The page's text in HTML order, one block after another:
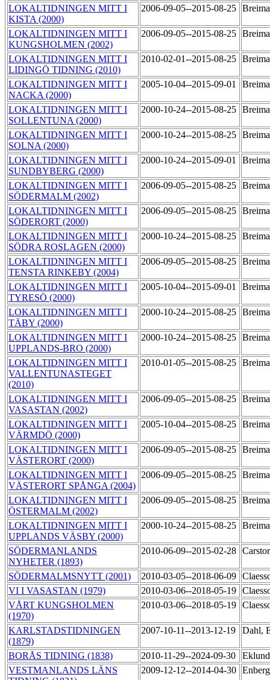
LOKALTIDNINGEN MITT I
KISTA (2000)
2006-09-05--2015-08-25
LOKALTIDNINGEN MITT I
KUNGSHOLMEN (2002)
2006-09-05--2015-08-25
LOKALTIDNINGEN MITT I
LIDINGÖ TIDNING (2010)
2010-02-01--2015-08-25
LOKALTIDNINGEN MITT I
NACKA (2000)
2005-10-04--2015-09-01
LOKALTIDNINGEN MITT I
SOLLENTUNA (2000)
2000-10-24--2015-08-25
LOKALTIDNINGEN MITT I
SOLNA (2000)
2000-10-24--2015-08-25
LOKALTIDNINGEN MITT I
SUNDBYBERG (2000)
2000-10-24--2015-09-01
LOKALTIDNINGEN MITT I
SÖDERMALM (2002)
2006-09-05--2015-08-25
LOKALTIDNINGEN MITT I
SÖDERORT (2000)
2006-09-05--2015-08-25
LOKALTIDNINGEN MITT I
SÖDRA ROSLAGEN (2000)
2000-10-24--2015-08-25
LOKALTIDNINGEN MITT I
TENSTA RINKEBY (2004)
2006-09-05--2015-08-25
LOKALTIDNINGEN MITT I
TYRESÖ (2000)
2005-10-04--2015-09-01
LOKALTIDNINGEN MITT I
TÄBY (2000)
2000-10-24--2015-08-25
LOKALTIDNINGEN MITT I
UPPLANDS-BRO (2000)
2000-10-24--2015-08-25
LOKALTIDNINGEN MITT I
VALLENTUNASTEGET
(2010)
2010-01-05--2015-08-25
LOKALTIDNINGEN MITT I
VASASTAN (2002)
2006-09-05--2015-08-25
LOKALTIDNINGEN MITT I
VÄRMDÖ (2000)
2005-10-04--2015-08-25
LOKALTIDNINGEN MITT I
VÄSTERORT (2000)
2006-09-05--2015-08-25
LOKALTIDNINGEN MITT I
VÄSTERORT SPÅNGA (2004)
2006-09-05--2015-08-25
LOKALTIDNINGEN MITT I
ÖSTERMALM (2002)
2006-09-05--2015-08-25
LOKALTIDNINGEN MITT I
UPPLANDS VÄSBY (2000)
2000-10-24--2015-08-25
SÖDERMANLANDS
NYHETER (1893)
2010-06-09--2015-02-28
SÖDERMALMSNYTT (2001) 2010-03-05--2018-06-09
VI I VASASTAN (1979)
2010-03-06--2018-05-19
VÅRT KUNGSHOLMEN
(1970)
2010-03-06--2018-05-19
KARLSTADSTIDNINGEN
(1879)
2007-10-11--2013-12-19 Dahl,
BORÅS TIDNING (1838) 2010-11-29--2024-09-30
VESTMANLANDS LÄNS
2009-12-12--2014-04-30